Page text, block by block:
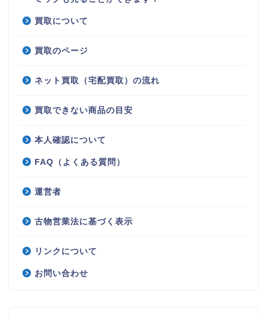
買取について
買取のページ
ネット買取（宅配買取）の流れ
買取できない商品の目安
本人確認について
FAQ（よくある質問）
運営者
古物営業法に基づく表示
リンクについて
お問い合わせ